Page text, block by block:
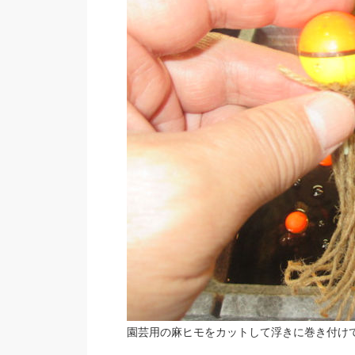
園芸用の麻ヒモをカットして浮きに巻き付け